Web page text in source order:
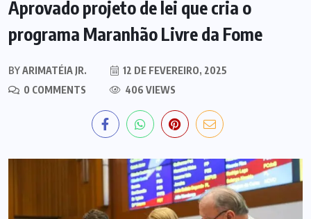
Aprovado projeto de lei que cria o
programa Maranhão Livre da Fome
BYARIMATÉIA JR.
12 DE FEVEREIRO, 2025
0 COMMENTS
406 VIEWS